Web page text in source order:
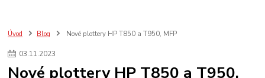
Úvod Blog Nové plottery HP T850 a T950, MFP
03.11.2023
Nové plottery HP T850 a T950,